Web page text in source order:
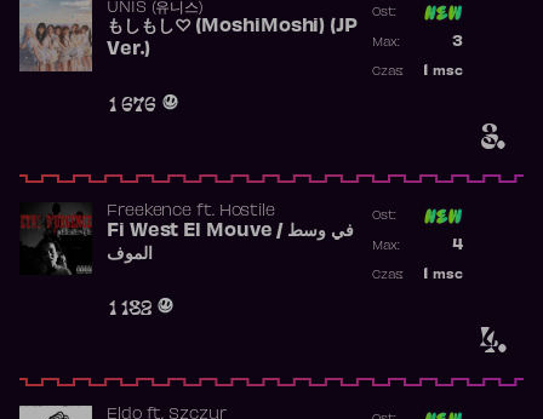
3.
UNIS (유니스)
もしもし♡ (MoshiMoshi) (JP
Ver.)
1 676
Ost:
3
Max:
msc
Czas:
4.
Freekence ft. Hostile
Fi West El Mouve / في وسط
الموف
1 182
Ost:
4
Max:
msc
Czas:
Eldoft. Szczur